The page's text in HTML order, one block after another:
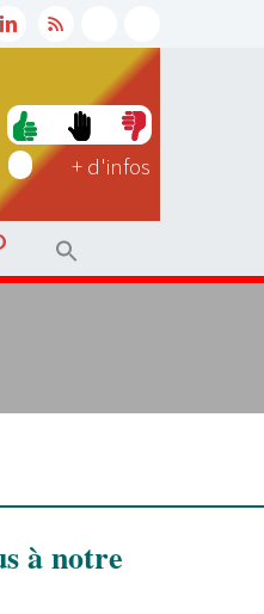
+ d'infos
à notre